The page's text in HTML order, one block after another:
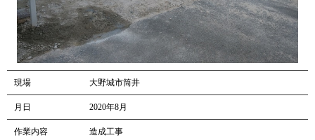
現場 大野城市筒井
月日 2020年8月
作業内容 造成工事